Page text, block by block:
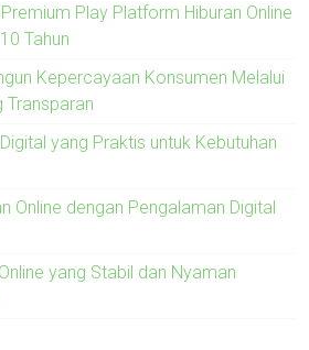
Play Platform Hiburan Online
Tahun
Kepercayaan Konsumen Melalui
yang Praktis untuk Kebutuhan
Online dengan Pengalaman Digital
yang Stabil dan Nyaman